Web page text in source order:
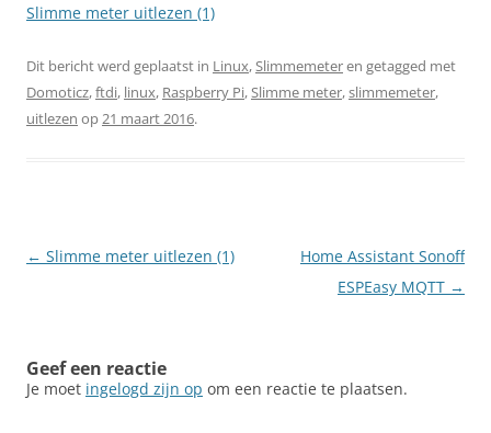
Slimme meter uitlezen (1)
Dit bericht werd geplaatst in Linux, Slimmemeteren getagged met
Domoticz,ftdi, linux, Raspberry Pi, Slimme meter,slimmemeter,
uitlezen op 21 maart 2016.
Berichtnavigatie
← Slimme meter uitlezen (1)
Home Assistant Sonoff
ESPEasy MQTT →
Geef een reactie
Je moet ingelogd zijn op om een reactie te plaatsen.